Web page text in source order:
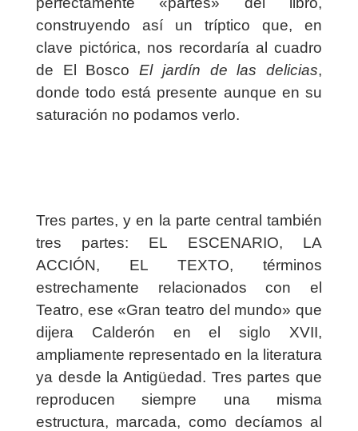
construyendo así un tríptico que, en
clave pictórica, nos recordaría al cuadro
de El BoscoEl jardín de las delicias,
donde todo está presente aunque en su
saturación no podamos verlo.
Tres partes, y en la parte central también
tres partes: EL ESCENARIO, LA
ACCIÓN, EL TEXTO, términos
estrechamente relacionados con el
Teatro, ese «Gran teatro del mundo» que
dijera Calderón en el siglo XVII,
ampliamente representado en la literatura
ya desde la Antigüedad. Tres partes que
reproducen siempre una misma
estructura, marcada, como decíamos al